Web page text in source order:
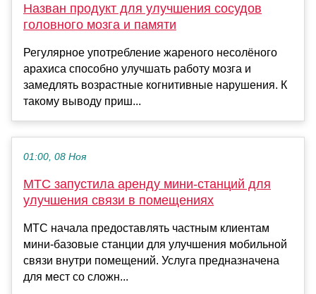
Назван продукт для улучшения сосудов
головного мозга и памяти
Регулярное употребление жареного несолёного
арахиса способно улучшать работу мозга и
замедлять возрастные когнитивные нарушения. К
такому выводу приш...
01:00, 08 Ноя
МТС запустила аренду мини-станций для
улучшения связи в помещениях
МТС начала предоставлять частным клиентам
мини-базовые станции для улучшения мобильной
связи внутри помещений. Услуга предназначена
для мест со сложн...